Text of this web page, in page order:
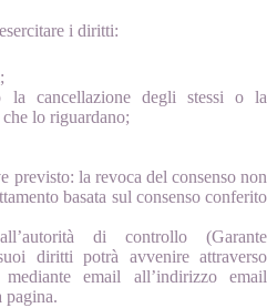
i diritti:
cancellazione degli stessi o la
lo riguardano;
previsto: la revoca del consenso non
basata sul consenso conferito
di controllo (Garante
diritti potrà avvenire attraverso
email all’indirizzo email
pagina.